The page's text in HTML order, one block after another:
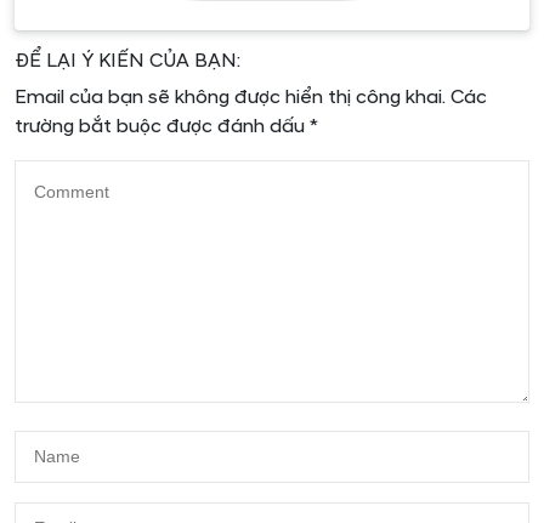
Thiết kế ngoại thất hiện đại, sang trọng và tinh tế
góp phần làm tăng sự nổi bật cũng như tăng hiệu
suất vận hành cho chiếc xe.
ĐỂ LẠI Ý KIẾN CỦA BẠN:
Email của bạn sẽ không được hiển thị công khai. Các
trường bắt buộc được đánh dấu *